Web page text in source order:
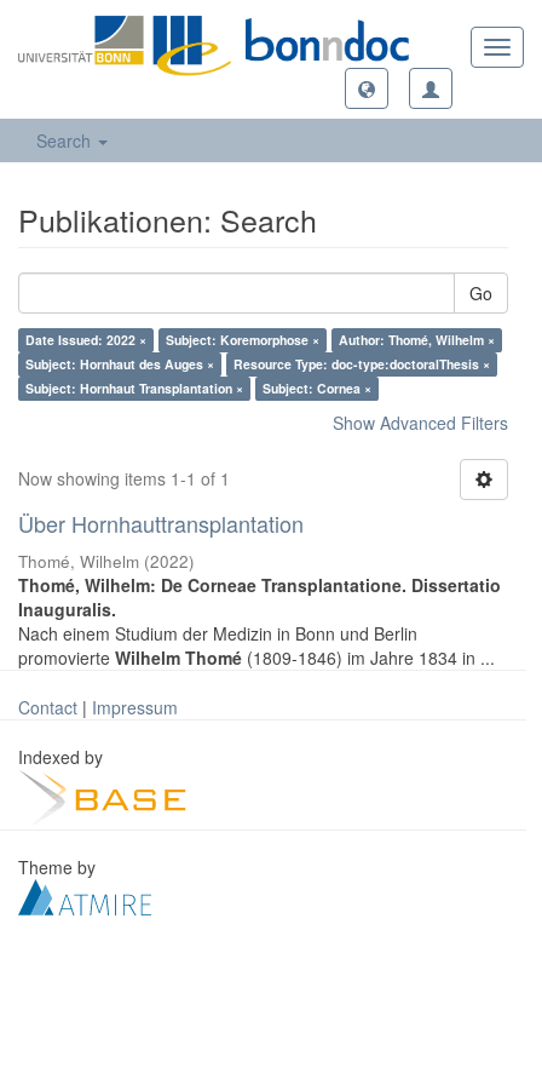
Search
Publikationen: Search
Go
Date Issued: 2022 × Subject: Koremorphose ×
Author: Thomé, Wilhelm ×
Subject: Hornhaut des Auges ×
Resource Type: doc-type:doctoralThesis ×
Subject: Hornhaut Transplantation ×
Subject: Cornea ×
Show Advanced Filters
Now showing items 1-1 of 1
Über Hornhauttransplantation
Thomé, Wilhelm (2022)
Thomé, Wilhelm: De Corneae Transplantatione. Dissertatio
Inauguralis.
Nach einem Studium der Medizin in Bonn und Berlin
promovierte Wilhelm Thomé (1809-1846) im Jahre 1834 in ...
Contact | Impressum
Indexed by
Theme by